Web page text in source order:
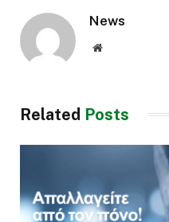
News
Website
Related Posts